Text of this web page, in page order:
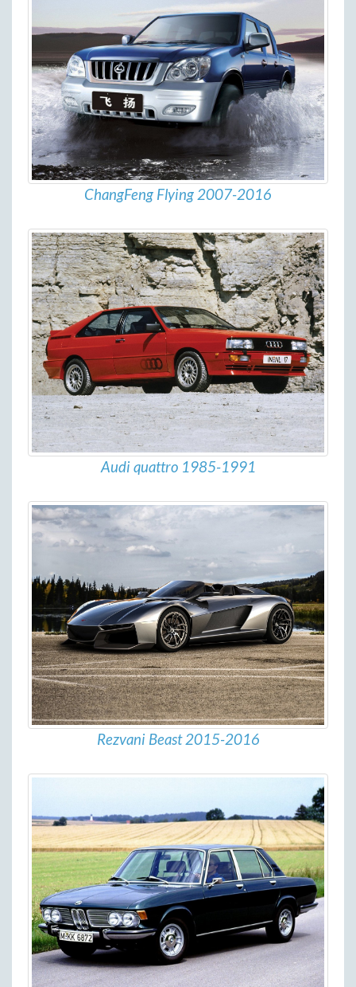
ChangFeng Flying 2007-2016
Audi quattro 1985-1991
Rezvani Beast 2015-2016